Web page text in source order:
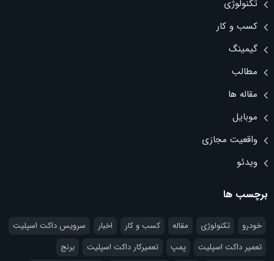
تکنولوژی
کسب و کار
گیمینگ
مطالب
مقاله ها
موبایل
واقعیت مجازی
ویدئو
برچسب ها
خودرو تکنولوژی مقاله کسب و کار اخبار
سرویس داکت اسپلیت
تعمیر داکت اسپلیت
پمپ تعمیرکار داکت اسپلیت
برنج